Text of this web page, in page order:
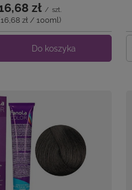
zł / szt.
zł / 100ml)
Do koszyka